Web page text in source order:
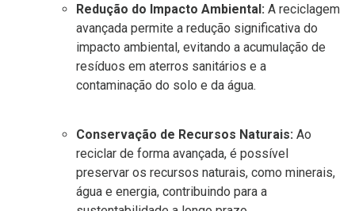
Redução do Impacto Ambiental: A reciclagem
avançada permite a redução significativa do
impacto ambiental, evitando a acumulação de
resíduos em aterros sanitários e a
contaminação do solo e da água.
Conservação de Recursos Naturais: Ao
reciclar de forma avançada, é possível
preservar os recursos naturais, como minerais,
água e energia, contribuindo para a